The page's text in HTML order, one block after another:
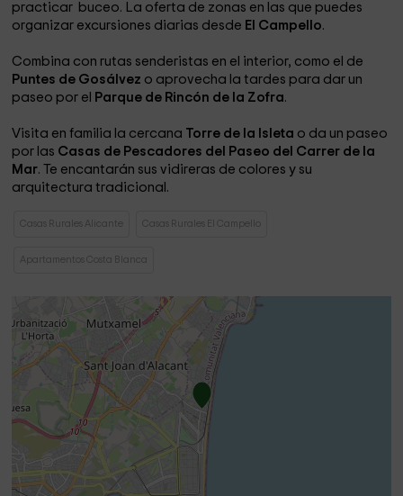
practicar buceo. La oferta de zonas en las que puedes
organizar excursiones diarias desde El Campello.
Combina con rutas senderistas en el interior, como el de
Puntes de Gosálvez o aprovecha la tardes para dar un
paseo por el
Parque de Rincón de la Zofra.
Visita en familia la cercana Torre de la Isleta o da un paseo
por las Casas de Pescadores del Paseo del Carrer de la
Mar. Te encantarán sus vidireras de colores y su
arquitectura tradicional.
Casas Rurales Alicante Casas Rurales El Campello
Apartamentos Costa Blanca